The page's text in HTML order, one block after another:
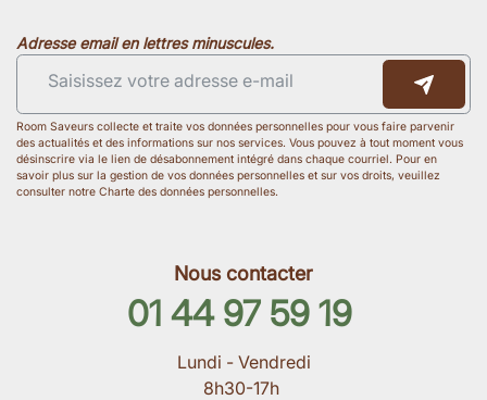
Adresse email en lettres minuscules.
Room Saveurs collecte et traite vos données personnelles pour vous faire parvenir
des actualités et des informations sur nos services. Vous pouvez à tout moment vous
désinscrire via le lien de désabonnement intégré dans chaque courriel. Pour en
savoir plus sur la gestion de vos données personnelles et sur vos droits, veuillez
consulter notre Charte des données personnelles.
Nous contacter
01 44 97 59 19
Lundi - Vendredi
8h30-17h